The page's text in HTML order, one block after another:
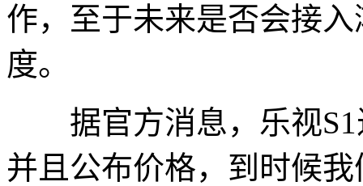
作，至于未来是否会接
度。
据官方消息，乐视S1
并且公布价格，到时候